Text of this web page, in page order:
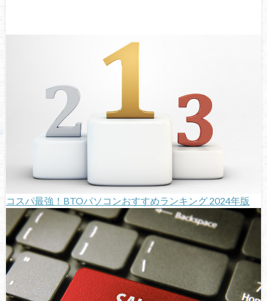
コスパ最強！BTOパソコンおすすめランキング 2024年版